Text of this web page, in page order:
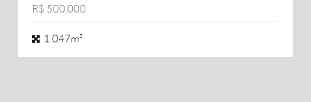
R$ 500.000
1.047m²